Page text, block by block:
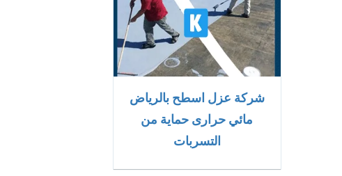
شركة عزل اسطح بالرياض
مائي حرارى حماية من
التسربات